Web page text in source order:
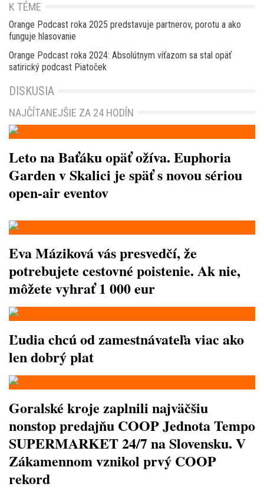
K TÉME
Orange Podcast roka 2025 predstavuje partnerov, porotu a ako
funguje hlasovanie
Orange Podcast roka 2024: Absolútnym víťazom sa stal opäť
satirický podcast Piatoček
DISKUSIA
NAJČÍTANEJŠIE ZA 24 HODÍN
Leto na Baťáku opäť ožíva. Euphoria
Garden v Skalici je späť s novou sériou
open-air eventov
Eva Máziková vás presvedčí, že
potrebujete cestovné poistenie. Ak nie,
môžete vyhrať 1 000 eur
Ľudia chcú od zamestnávateľa viac ako
len dobrý plat
Goralské kroje zaplnili najväčšiu
nonstop predajňu COOP Jednota Tempo
SUPERMARKET 24/7 na Slovensku. V
Zákamennom vznikol prvý COOP
rekord